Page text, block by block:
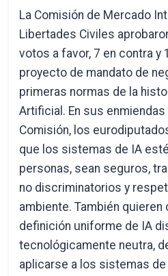
La Comisión de Mercado
Libertades Civiles
votos a favor, 7 en contra y
proyecto de mandato de
primeras normas de la
Artificial. En sus
Comisión, los
que los sistemas de IA
personas, sean seguros,
no discriminatorios y
ambiente. También quieren
definición uniforme de IA
tecnológicamente neutra,
aplicarse a los sistemas de